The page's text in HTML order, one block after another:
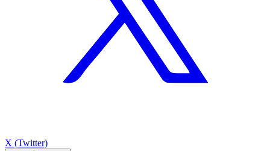
X (Twitter)